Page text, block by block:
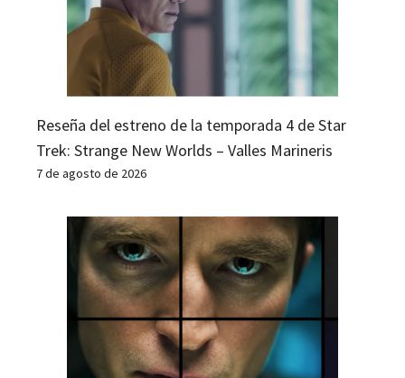
Reseña del estreno de la temporada 4 de Star
Trek: Strange New Worlds – Valles Marineris
7 de agosto de 2026